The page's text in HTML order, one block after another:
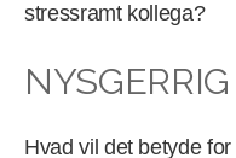
stressramt kollega?
NYSGERRIG
Hvad vil det betyde